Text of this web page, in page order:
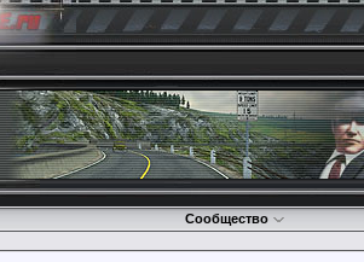
Сообщество